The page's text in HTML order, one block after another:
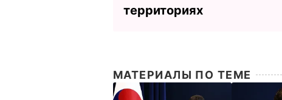
территориях
МАТЕРИАЛЫ ПО ТЕМЕ